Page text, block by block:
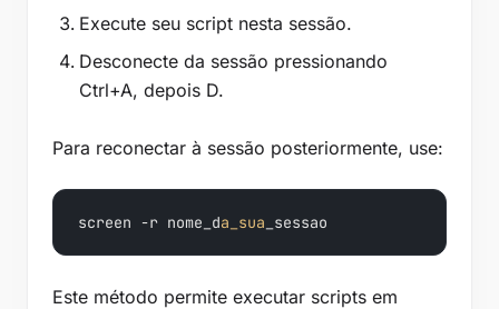
Execute seu script nesta sessão.
Desconecte da sessão pressionando
Ctrl+A, depois D.
Para reconectar à sessão posteriormente, use:
screen -r nome_da_sua _sessao
Este método permite executar scripts em